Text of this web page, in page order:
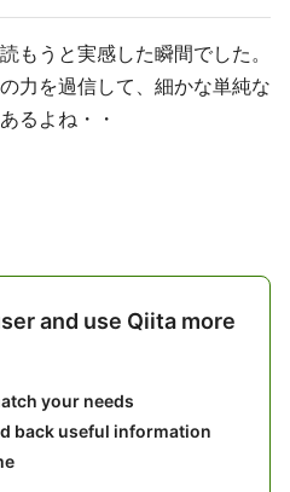
もうと実感した瞬間でした。
力を過信して、細かな単純な
るよね・・
and use Qiita more
your needs
back useful information